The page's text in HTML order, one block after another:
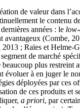
de valeur dans
le contenu
années : le
(Combe,
; Raïes et Helme-
de marché
plus restreint
évoluer à en juger le
déployées par ces
de ces produits et
a priori, par